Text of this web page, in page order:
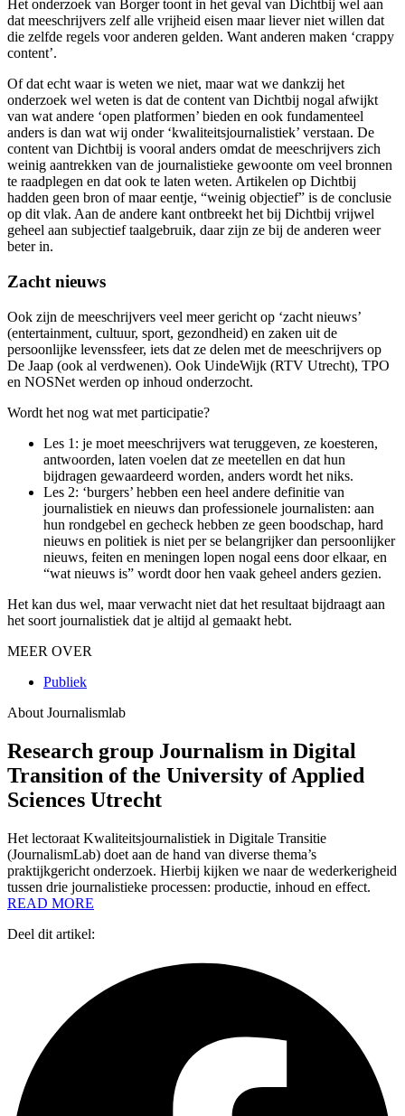
Het onderzoek van Borger toont in het geval van Dichtbij wel aan
dat meeschrijvers zelf alle vrijheid eisen maar liever niet willen dat
die zelfde regels voor anderen gelden. Want anderen maken ‘crappy
content’.
Of dat echt waar is weten we niet, maar wat we dankzij het
onderzoek wel weten is dat de content van Dichtbij nogal afwijkt
van wat andere ‘open platformen’ bieden en ook fundamenteel
anders is dan wat wij onder ‘kwaliteitsjournalistiek’ verstaan. De
content van Dichtbij is vooral anders omdat de meeschrijvers zich
weinig aantrekken van de journalistieke gewoonte om veel bronnen
te raadplegen en dat ook te laten weten. Artikelen op Dichtbij
hadden geen bron of maar eentje, “weinig objectief” is de conclusie
op dit vlak. Aan de andere kant ontbreekt het bij Dichtbij vrijwel
geheel aan subjectief taalgebruik, daar zijn ze bij de anderen weer
beter in.
Zacht nieuws
Ook zijn de meeschrijvers veel meer gericht op ‘zacht nieuws’
(entertainment, cultuur, sport, gezondheid) en zaken uit de
persoonlijke levenssfeer, iets dat ze delen met de meeschrijvers op
De Jaap (ook al verdwenen). Ook UindeWijk (RTV Utrecht), TPO
en NOSNet werden op inhoud onderzocht.
Wordt het nog wat met participatie?
Les 1: je moet meeschrijvers wat teruggeven, ze koesteren,
antwoorden, laten voelen dat ze meetellen en dat hun
bijdragen gewaardeerd worden, anders wordt het niks.
Les 2: ‘burgers’ hebben een heel andere definitie van
journalistiek en nieuws dan professionele journalisten: aan
hun rondgebel en gecheck hebben ze geen boodschap, hard
nieuws en politiek is niet per se belangrijker dan persoonlijker
nieuws, feiten en meningen lopen nogal eens door elkaar, en
“wat nieuws is” wordt door hen vaak geheel anders gezien.
Het kan dus wel, maar verwacht niet dat het resultaat bijdraagt aan
het soort journalistiek dat je altijd al gemaakt hebt.
MEER OVER
Publiek
About Journalismlab
Research group Journalism in Digital
Transition of the University of Applied
Sciences Utrecht
Het lectoraat Kwaliteitsjournalistiek in Digitale Transitie
(JournalismLab) doet aan de hand van diverse thema’s
praktijkgericht onderzoek. Hierbij kijken we naar de wederkerigheid
tussen drie journalistieke processen: productie, inhoud en effect.
READ MORE
Deel dit artikel: